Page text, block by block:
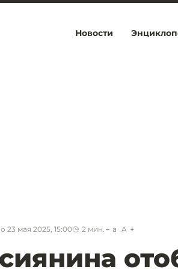
Новости
23 мая 2025, 15:00 2 мин. a A